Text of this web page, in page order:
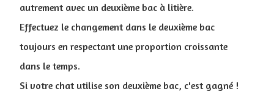
autrement avec un deuxième bac à litière.
Effectuez le changement dans le deuxième bac
toujours en respectant une proportion croissante
dans le temps.
Si votre chat utilise son deuxième bac, c'est gagné !